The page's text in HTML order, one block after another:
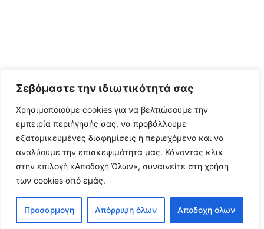
Σεβόμαστε την ιδιωτικότητά σας
Χρησιμοποιούμε cookies για να βελτιώσουμε την
εμπειρία περιήγησής σας, να προβάλλουμε
εξατομικευμένες διαφημίσεις ή περιεχόμενο και να
αναλύουμε την επισκεψιμότητά μας. Κάνοντας κλικ
στην επιλογή «Αποδοχή Όλων», συναινείτε στη χρήση
των cookies από εμάς.
Προσαρμογή Απόρριψη όλων Αποδοχή όλων